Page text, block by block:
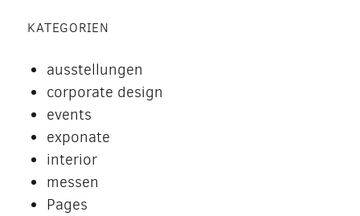
KATEGORIEN
ausstellungen
corporate design
events
exponate
interior
messen
Pages